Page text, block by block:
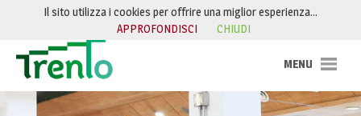
Salta al contenuto
Il sito utilizza i cookies per offrire una miglior esperienza…
APPROFONDISCI
CHIUDI